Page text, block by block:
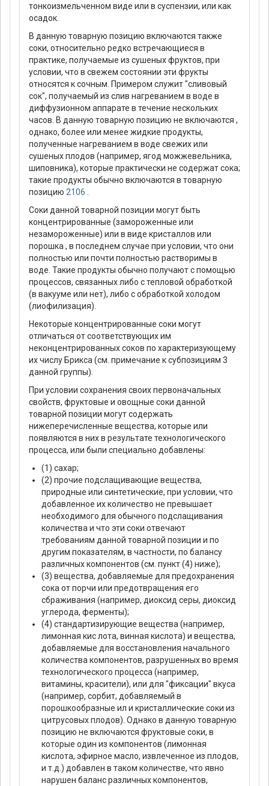
тонкоизмельченном виде или в суспензии, или как
осадок.
В данную товарную позицию включаются также
соки, относительно редко встречающиеся в
практике, получаемые из сушеных фруктов, при
условии, что в свежем состоянии эти фрукты
относятся к сочным. Примером служит "сливовый
сок", получаемый из слив нагреванием в воде в
диффузионном аппарате в течение нескольких
часов. В данную товарную позицию не включаются ,
однако, более или менее жидкие продукты,
полученные нагреванием в воде свежих или
сушеных плодов (например, ягод можжевельника,
шиповника), которые практически не содержат сока;
такие продукты обычно включаются в товарную
позицию 2106
Соки данной товарной позиции могут быть
концентрированные (замороженные или
незамороженные) или в виде кристаллов или
порошка , в последнем случае при условии, что они
полностью или почти полностью растворимы в
воде. Такие продукты обычно получают с помощью
процессов, связанных либо с тепловой обработкой
(в вакууме или нет), либо с обработкой холодом
(лиофилизация).
Некоторые концентрированные соки могут
отличаться от соответствующих им
неконцентрированных соков по характеризующему
их числу Брикса (см. примечание к субпозициям 3
данной группы).
При условии сохранения своих первоначальных
свойств, фруктовые и овощные соки данной
товарной позиции могут содержать
нижеперечисленные вещества, которые или
появляются в них в результате технологического
процесса, или были специально добавлены:
(1) сахар;
(2) прочие подслащивающие вещества,
природные или синтетические, при условии, что
добавленное их количество не превышает
необходимого для обычного подслащивания
количества и что эти соки отвечают
требованиям данной товарной позиции и по
другим показателям, в частности, по балансу
различных компонентов (см. пункт (4) ниже);
(3) вещества, добавляемые для предохранения
сока от порчи или предотвращения его
сбраживания (например, диоксид серы, диоксид
углерода, ферменты);
(4) стандартизирующие вещества (например,
лимонная кис лота, винная кислота) и вещества,
добавляемые для восстановления начального
количества компонентов, разрушенных во время
технологического процесса (например,
витамины, красители), или для "фиксации" вкуса
(например, сорбит, добавляемый в
порошкообразные ил и кристаллические соки из
цитрусовых плодов). Однако в данную товарную
позицию не включаются фруктовые соки, в
которые один из компонентов (лимонная
кислота, эфирное масло, извлеченное из плодов,
и т.д.) добавлен в таком количестве, что явно
нарушен баланс различных компонентов,